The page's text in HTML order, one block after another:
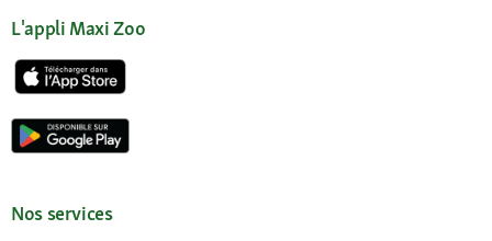
L'appli Maxi Zoo
Nos services